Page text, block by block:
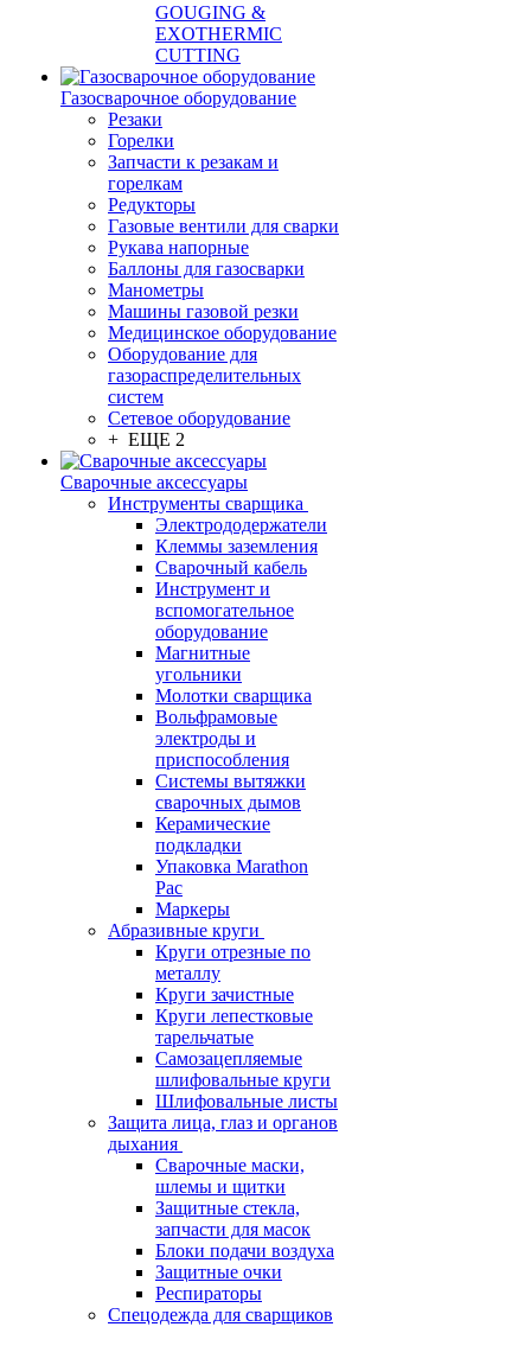
GOUGING &
EXOTHERMIC
CUTTING
Газосварочное оборудование
Резаки
Горелки
Запчасти к резакам и
горелкам
Редукторы
Газовые вентили для сварки
Рукава напорные
Баллоны для газосварки
Манометры
Машины газовой резки
Медицинское оборудование
Оборудование для
газораспределительных
систем
Сетевое оборудование
+ ЕЩЕ 2
Сварочные аксессуары
Инструменты сварщика
Электрододержатели
Клеммы заземления
Сварочный кабель
Инструмент и
вспомогательное
оборудование
Магнитные
угольники
Молотки сварщика
Вольфрамовые
электроды и
приспособления
Системы вытяжки
сварочных дымов
Керамические
подкладки
Упаковка Marathon
Pac
Маркеры
Абразивные круги
Круги отрезные по
металлу
Круги зачистные
Круги лепестковые
тарельчатые
Самозацепляемые
шлифовальные круги
Шлифовальные листы
Защита лица, глаз и органов
дыхания
Сварочные маски,
шлемы и щитки
Защитные стекла,
запчасти для масок
Блоки подачи воздуха
Защитные очки
Респираторы
Спецодежда для сварщиков